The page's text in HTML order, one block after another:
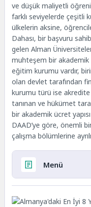
ve düşük maliyetli
farklı seviyelerde çeşitli
ülkelerin aksine,
Dahası, bir başvuru
gelen Alman
muhteşem bir
eğitim kurumu vardır,
olan devlet tarafından
kurumu türü ise akredite
tanınan ve hükümet
bir akademik ücret
DAAD’ye göre, önemli
çalışma bölümlerine
Menü
Almanya’daki En